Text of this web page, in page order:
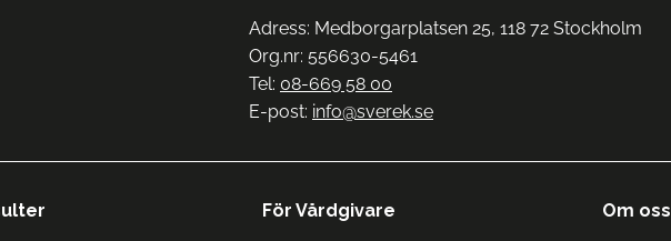
Adress: Medborgarplatsen 25, 118 72 Stockholm
Org.nr: 556630-5461
Tel: 08-669 58 00
E-post: info@sverek.se
För Vårdgivare
Om oss